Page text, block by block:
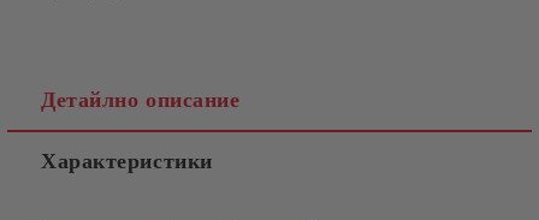
Детайлно описание
Характеристики